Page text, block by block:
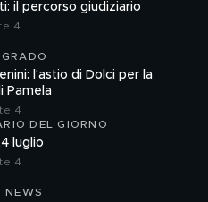
il percorso giudiziario
4
l'astio di Dolci per la
Pamela
4
DEL GIORNO
luglio
4
NEWS